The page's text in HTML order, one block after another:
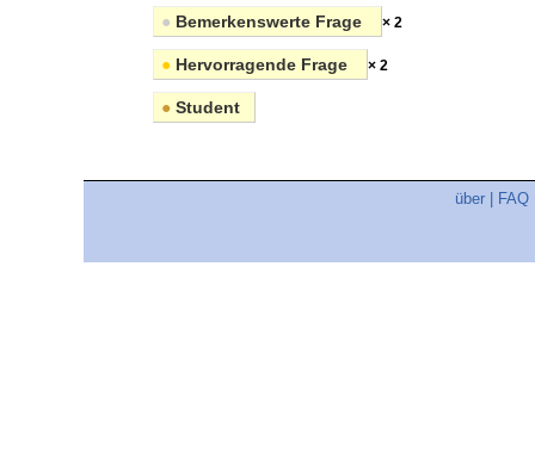
● Bemerkenswerte Frage × 2
● Hervorragende Frage × 2
● Student
über FAQ